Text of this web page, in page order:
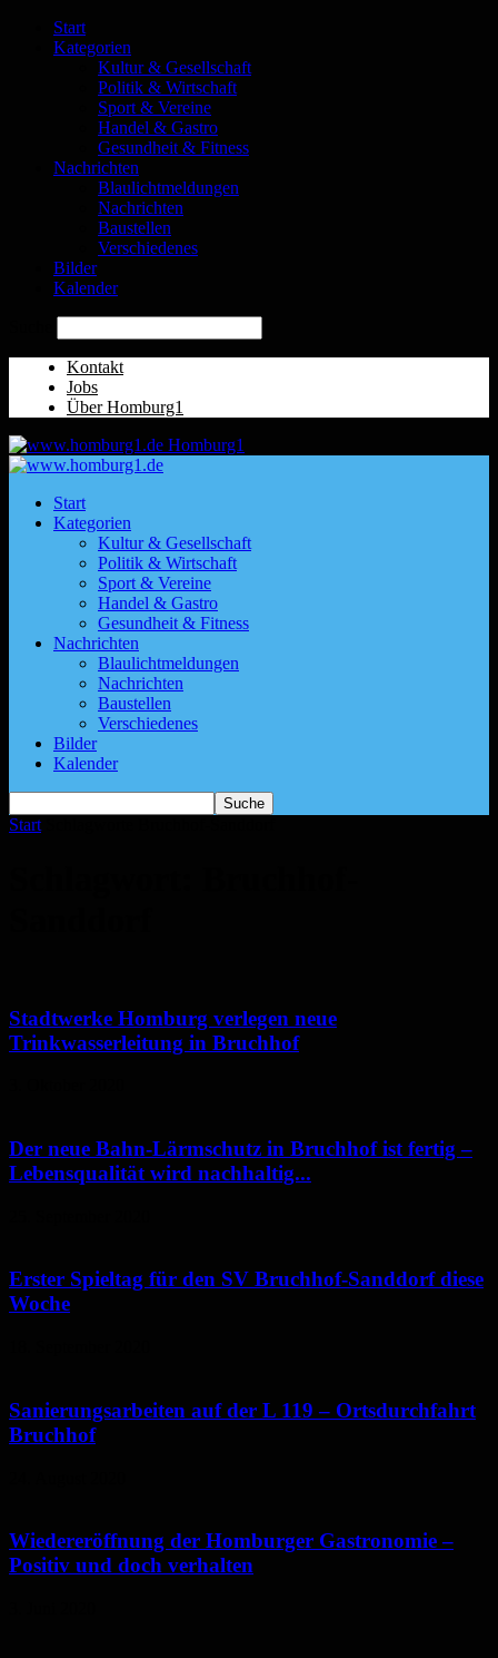
Start
Kategorien
Kultur & Gesellschaft
Politik & Wirtschaft
Sport & Vereine
Handel & Gastro
Gesundheit & Fitness
Nachrichten
Blaulichtmeldungen
Nachrichten
Baustellen
Verschiedenes
Bilder
Kalender
Kontakt
Jobs
Über Homburg1
Homburg1
Start
Kategorien
Kultur & Gesellschaft
Politik & Wirtschaft
Sport & Vereine
Handel & Gastro
Gesundheit & Fitness
Nachrichten
Blaulichtmeldungen
Nachrichten
Baustellen
Verschiedenes
Bilder
Kalender
Start
Stadtwerke Homburg verlegen neue
Trinkwasserleitung in Bruchhof
Der neue Bahn-Lärmschutz in Bruchhof ist fertig –
Lebensqualität wird nachhaltig...
Erster Spieltag für den SV Bruchhof-Sanddorf diese
Woche
Sanierungsarbeiten auf der L 119 – Ortsdurchfahrt
Bruchhof
Wiedereröffnung der Homburger Gastronomie –
Positiv und doch verhalten